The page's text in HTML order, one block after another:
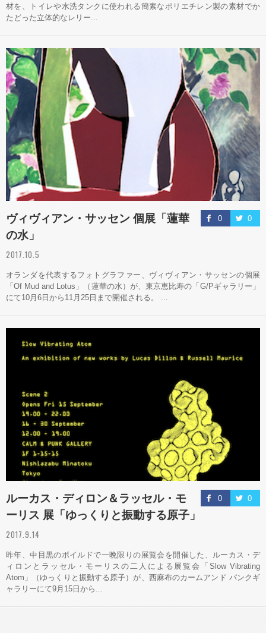
材を、トイレや水洗タンクに使われる簡素なポリエチレン製の素材でか
たどった立体的なレリー...
0 0
ヴィヴィアン・サッセン 個展「蓮華
の水」
2017.10.5
オランダを代表するフォトグラファー、ヴィヴィアン・サッセンの個展
「Of Mud and Lotus」（蓮華の水）が、東京恵比寿の「G/Pギャラリー」
にて10月6日から11月25日まで開催される。 ...
0 0
ルーカス・ディロン＆ラッセル・モ
ーリス 展「ゆっくりと振動する原子」
2017.9.14
昨年、中目黒のボイルドで一晩限りの展覧会を開催した、ルーカス・デ
ィロンとラッセル・モーリスの二人による展覧会「Slow Vibrating
Atom」（ゆっくりと振動する原子）が、西麻布のカームアンド パンクギ
ャラリーにて9月15日から...